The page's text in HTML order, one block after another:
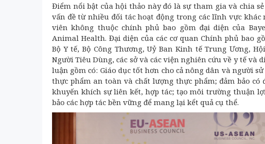
Điểm nổi bật của hội thảo này đó là sự tham gia và chia
vấn đề từ nhiều đối tác hoạt động trong các lĩnh vực
viên không thuộc chính phủ bao gồm đại diện của
Animal Health. Đại diện của các cơ quan Chính phủ bao
Bộ Y tế, Bộ Công Thương, Uỷ Ban Kinh tế Trung Ương,
Người Tiêu Dùng, các sở và các viện nghiên cứu về y tế và
luận gồm có: Giáo dục tốt hơn cho cả nông dân và người
thực phẩm an toàn và chất lượng thực phẩm; đảm bảo có
khuyến khích sự liên kết, hợp tác; tạo môi trường thuận
bảo các hợp tác bền vững để mang lại kểt quả cụ thể.